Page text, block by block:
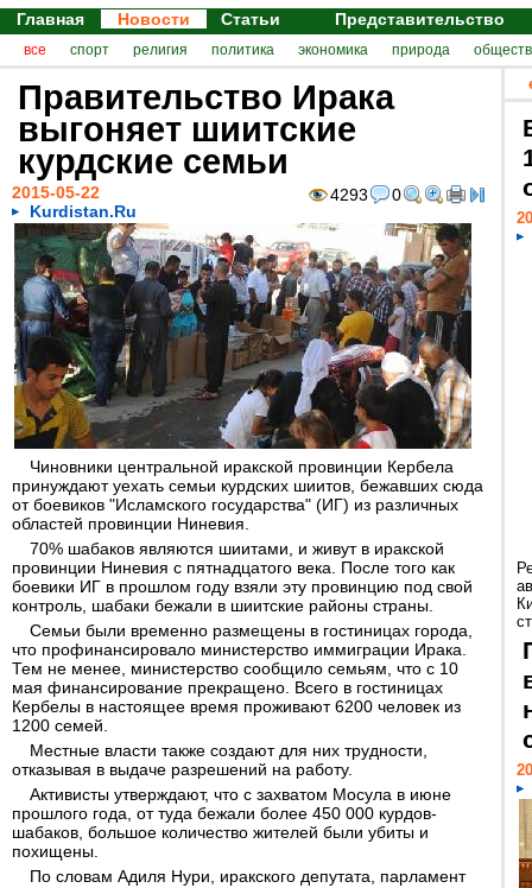
Главная Новости Статьи Представительство
все спорт религия политика экономика природа
Правительство Ирака
выгоняет шиитские
курдские семьи
4293 0
2015-05-22
Kurdistan.Ru
Чиновники центральной иракской провинции Кербела
принуждают уехать семьи курдских шиитов, бежавших сюда
от боевиков "Исламского государства" (ИГ) из различных
областей провинции Ниневия.
70% шабаков являются шиитами, и живут в иракской
провинции Ниневия с пятнадцатого века. После того как
боевики ИГ в прошлом году взяли эту провинцию под свой
контроль, шабаки бежали в шиитские районы страны.
Семьи были временно размещены в гостиницах города,
что профинансировало министерство иммиграции Ирака.
Тем не менее, министерство сообщило семьям, что с 10
мая финансирование прекращено. Всего в гостиницах
Кербелы в настоящее время проживают 6200 человек из
1200 семей.
Местные власти также создают для них трудности,
отказывая в выдаче разрешений на работу.
Активисты утверждают, что с захватом Мосула в июне
прошлого года, от туда бежали более 450 000 курдов-
шабаков, большое количество жителей были убиты и
похищены.
По словам Адиля Нури, иракского депутата, парламент